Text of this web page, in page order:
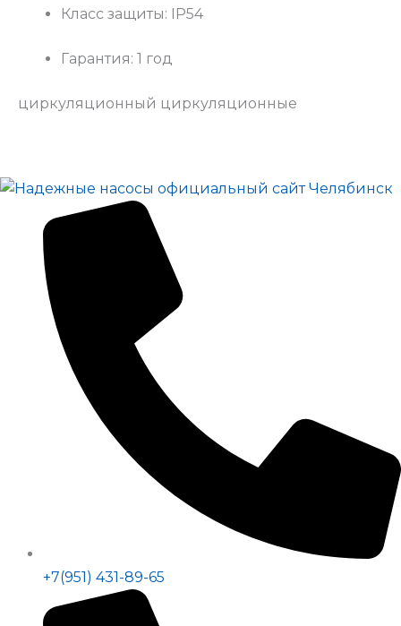
Класс защиты: IP54
Гарантия: 1 год
циркуляционный циркуляционные
+7(951) 431-89-65